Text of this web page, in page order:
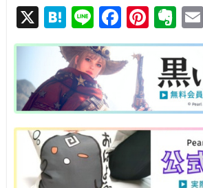
X H
at
e
n
a
Li
n
e
F
a
c
b
o
o
k
Pi
nt
er
e
st
E
v
er
n
ot
e